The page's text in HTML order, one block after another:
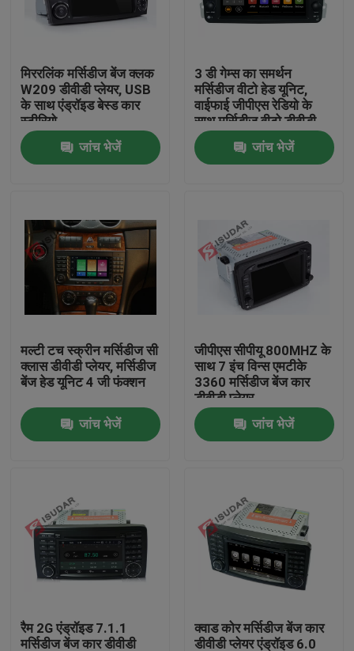
उत्पादों
हमारे बारे में
कारखाना भ्रमण
गुणवत्ता नियंत्रण
संपर्क करें
मामलों
Shopping
मिररलिंक मर्सिडीज बेंज क्लक
W209 डीवीडी प्लेयर, USB
के साथ एंड्रॉइड बेस्ड कार
स्टीरियो
जांच भेजें
3 डी गेम्स का समर्थन
मर्सिडीज वीटो हेड यूनिट,
वाईफाई जीपीएस रेडियो के
साथ मर्सिडीज वीटो डीवीडी
प्लेयर
जांच भेजें
मल्टी टच स्क्रीन मर्सिडीज सी
क्लास डीवीडी प्लेयर, मर्सिडीज
बेंज हेड यूनिट 4 जी फंक्शन
जांच भेजें
जीपीएस सीपीयू 800MHZ के
साथ 7 इंच विन्स एमटीके
3360 मर्सिडीज बेंज कार
डीवीडी प्लेयर
जांच भेजें
रैम 2G एंड्रॉइड 7.1.1
मर्सिडीज बेंज कार डीवीडी
क्वाड कोर मर्सिडीज बेंज कार
डीवीडी प्लेयर एंड्रॉइड 6.0